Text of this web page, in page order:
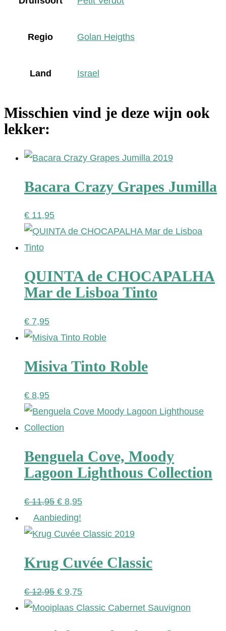
Regio Golan Heigths
Land Israel
Misschien vind je deze wijn ook
lekker:
Bacara Crazy Grapes Jumilla
€ 11,95
QUINTA de CHOCAPALHA
Mar de Lisboa Tinto
€ 7,95
Misiva Tinto Roble
€ 8,95
Benguela Cove, Moody
Lagoon Lighthous Collection
€11,95 Oorspronkelijke
prijs
was:
€ 8,95Huidige
is:
Aanbieding!
Krug Cuvée Classic
€12,95 Oorspronkelijke
prijs
€ 9,75Huidige
prijs